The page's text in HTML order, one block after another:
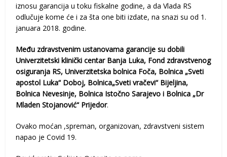
iznosu garancija u toku fiskalne godine, a da Vlada RS
odlučuje kome će i za šta one biti izdate, na snazi su od 1.
januara 2018. godine.
Među zdravstvenim ustanovama garancije su dobili
Univerzitetski klinički centar Banja Luka, Fond zdravstvenog
osiguranja RS, Univerzitetska bolnica Foča, Bolnica „Sveti
apostol Luka“ Doboj, Bolnica„Sveti vračevi“ Bijeljina,
Bolnica Nevesinje, Bolnica Istočno Sarajevo i Bolnica „Dr
Mladen Stojanović“ Prijedor.
Ovako moćan ,spreman, organizovan, zdravstveni sistem
napao je Covid 19.